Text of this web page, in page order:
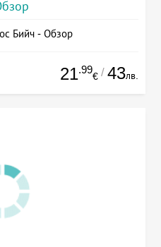
Бийч - Обзор
21.99
€ / 43лв.